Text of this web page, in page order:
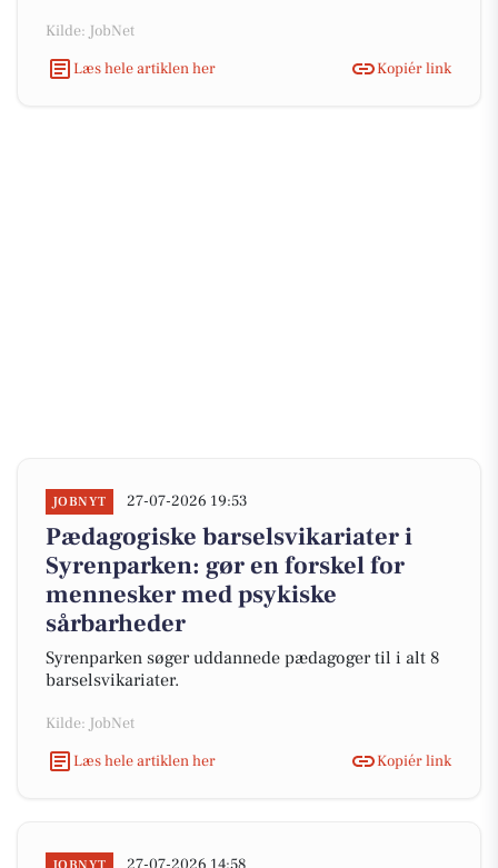
Kilde: JobNet
Læs hele artiklen her
Kopiér link
JOBNYT 27-07-2026 19:53
Pædagogiske barselsvikariater i
Syrenparken: gør en forskel for
mennesker med psykiske
sårbarheder
Syrenparken søger uddannede pædagoger til i alt 8
barselsvikariater.
Kilde: JobNet
Læs hele artiklen her
Kopiér link